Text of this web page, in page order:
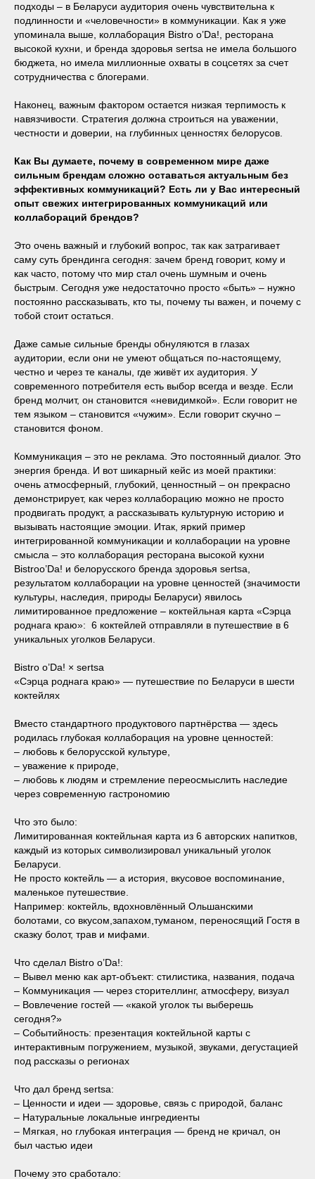
подходы – в Беларуси аудитория очень чувствительна к
подлинности и «человечности» в коммуникации. Как я уже
упоминала выше, коллаборация Bistro o’Da!, ресторана
высокой кухни, и бренда здоровья sertsa не имела большого
бюджета, но имела миллионные охваты в соцсетях за счет
сотрудничества с блогерами.
Наконец, важным фактором остается низкая терпимость к
навязчивости. Стратегия должна строиться на уважении,
честности и доверии, на глубинных ценностях белорусов.
Как Вы думаете, почему в современном мире даже
сильным брендам сложно оставаться актуальным без
эффективных коммуникаций? Есть ли у Вас интересный
опыт свежих интегрированных коммуникаций или
коллабораций брендов?
Это очень важный и глубокий вопрос, так как затрагивает
саму суть брендинга сегодня: зачем бренд говорит, кому и
как часто, потому что мир стал очень шумным и очень
быстрым. Сегодня уже недостаточно просто «быть» – нужно
постоянно рассказывать, кто ты, почему ты важен, и почему с
тобой стоит остаться.
Даже самые сильные бренды обнуляются в глазах
аудитории, если они не умеют общаться по-настоящему,
честно и через те каналы, где живёт их аудитория. У
современного потребителя есть выбор всегда и везде. Если
бренд молчит, он становится «невидимкой». Если говорит не
тем языком – становится «чужим». Если говорит скучно –
становится фоном.
Коммуникация – это не реклама. Это постоянный диалог. Это
энергия бренда. И вот шикарный кейс из моей практики:
очень атмосферный, глубокий, ценностный – он прекрасно
демонстрирует, как через коллаборацию можно не просто
продвигать продукт, а рассказывать культурную историю и
вызывать настоящие эмоции. Итак, яркий пример
интегрированной коммуникации и коллаборации на уровне
смысла – это коллаборация ресторана высокой кухни
Bistroo’Da! и белорусского бренда здоровья sertsa,
результатом коллаборации на уровне ценностей (значимости
культуры, наследия, природы Беларуси) явилось
лимитированное предложение – коктейльная карта «Сэрца
роднага краю»: 6 коктейлей отправляли в путешествие в 6
уникальных уголков Беларуси.
Bistro o’Da! × sertsa
«Сэрца роднага краю» — путешествие по Беларуси в шести
коктейлях
Вместо стандартного продуктового партнёрства — здесь
родилась глубокая коллаборация на уровне ценностей:
– любовь к белорусской культуре,
– уважение к природе,
– любовь к людям и стремление переосмыслить наследие
через современную гастрономию
Что это было:
Лимитированная коктейльная карта из 6 авторских напитков,
каждый из которых символизировал уникальный уголок
Беларуси.
Не просто коктейль — а история, вкусовое воспоминание,
маленькое путешествие.
Например: коктейль, вдохновлённый Ольшанскими
болотами, со вкусом,запахом,туманом, переносящий Гостя в
сказку болот, трав и мифами.
Что сделал Bistro o’Da!:
– Вывел меню как арт-объект: стилистика, названия, подача
– Коммуникация — через сторителлинг, атмосферу, визуал
– Вовлечение гостей — «какой уголок ты выберешь
сегодня?»
– Событийность: презентация коктейльной карты с
интерактивным погружением, музыкой, звуками, дегустацией
под рассказы о регионах
Что дал бренд sertsa:
– Ценности и идеи — здоровье, связь с природой, баланс
– Натуральные локальные ингредиенты
– Мягкая, но глубокая интеграция — бренд не кричал, он
был частью идеи
Почему это сработало: